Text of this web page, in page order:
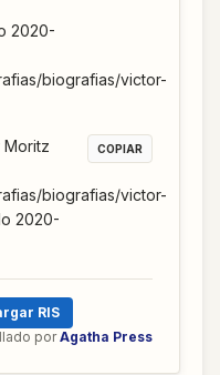
2020-
biografias/victor-
Moritz
biografias/victor-
2020-
COPIAR
RIS
por Agatha Press